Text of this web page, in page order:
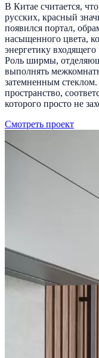
В Китае считается,
русских, красный
появился портал,
насыщенного цвета,
энергетику
Роль ширмы,
выполнять
затемненным стеклом.
пространство,
которого просто не
Смотреть проект